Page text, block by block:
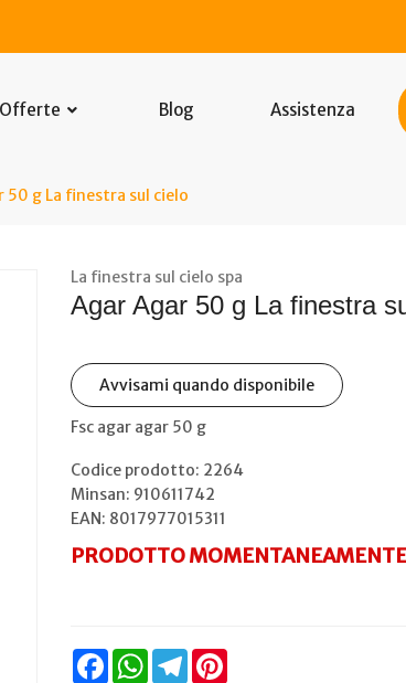
Offerte Blog Assistenza
50 g La finestra sul cielo
La finestra sul cielo spa
Agar Agar 50 g La finestra
Avvisami quando disponibile
Fsc agar agar 50 g
Codice prodotto: 2264
Minsan: 910611742
EAN: 8017977015311
PRODOTTO
FacebookWhatsAppTelegram